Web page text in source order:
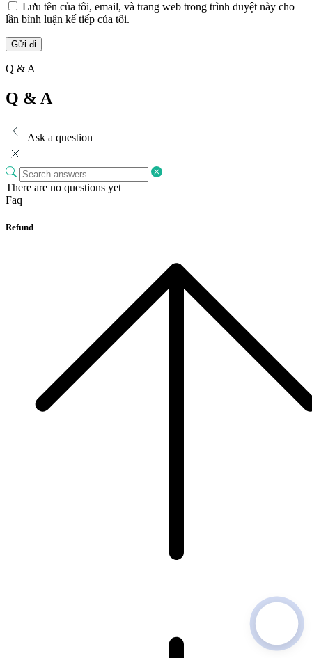
Lưu tên của tôi, email, và trang web trong trình duyệt này cho
lần bình luận kế tiếp của tôi.
Q & A
Q & A
Ask a question
There are no questions yet
Faq
Refund